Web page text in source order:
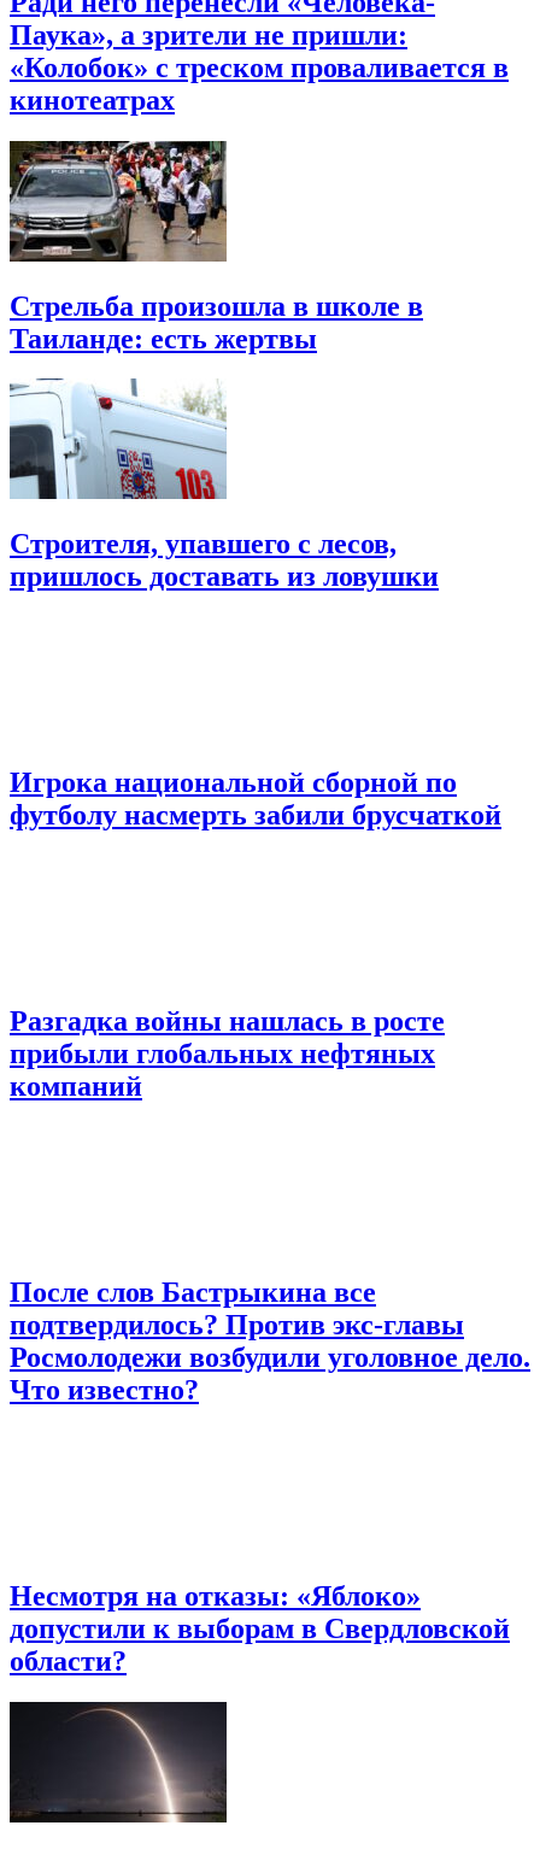
Паука», а зрители не пришли:
«Колобок» с треском проваливается в
кинотеатрах
Стрельба произошла в школе в
Таиланде: есть жертвы
Строителя, упавшего с лесов,
пришлось доставать из ловушки
Игрока национальной сборной по
футболу насмерть забили брусчаткой
Разгадка войны нашлась в росте
прибыли глобальных нефтяных
компаний
После слов Бастрыкина все
подтвердилось? Против экс-главы
Росмолодежи возбудили уголовное дело.
Что известно?
Несмотря на отказы: «Яблоко»
допустили к выборам в Свердловской
области?